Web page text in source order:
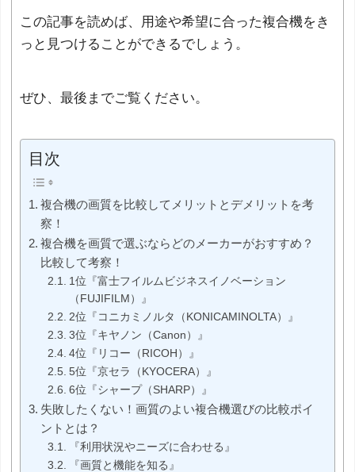
この記事を読めば、用途や希望に合った複合機をき
っと見つけることができるでしょう。
ぜひ、最後までご覧ください。
目次
複合機の画質を比較してメリットとデメリットを考
察！
複合機を画質で選ぶならどのメーカーがおすすめ？
比較して考察！
1位『富士フイルムビジネスイノベーション
（FUJIFILM）』
2位『コニカミノルタ（KONICAMINOLTA）』
3位『キヤノン（Canon）』
4位『リコー（RICOH）』
5位『京セラ（KYOCERA）』
6位『シャープ（SHARP）』
失敗したくない！画質のよい複合機選びの比較ポイ
ントとは？
『利用状況やニーズに合わせる』
『画質と機能を知る』